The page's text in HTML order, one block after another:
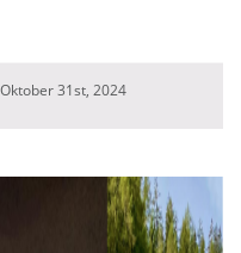
Oktober 31st, 2024